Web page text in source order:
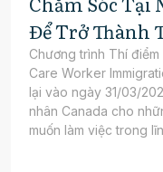
Để Trở Thành
​Chương trình Thí
Care Worker
lại vào ngày 31/03/
nhân Canada cho
muốn làm việc trong